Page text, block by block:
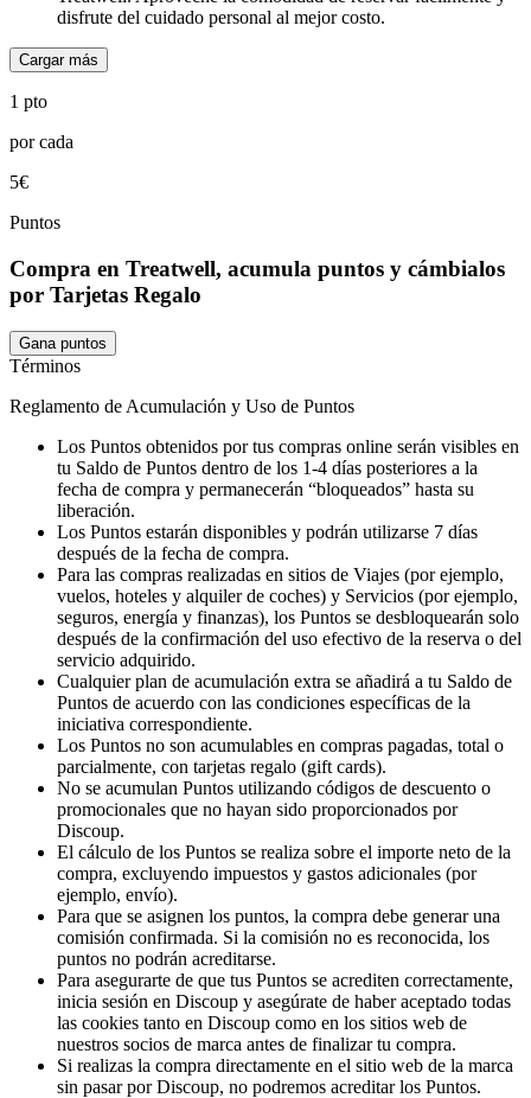
disfrute del cuidado personal al mejor costo.
Cargar más
1 pto
por cada
5€
Puntos
Compra en Treatwell, acumula puntos y cámbialos
por Tarjetas Regalo
Gana puntos
Términos
Reglamento de Acumulación y Uso de Puntos
Los Puntos obtenidos por tus compras online serán visibles en
tu Saldo de Puntos dentro de los 1-4 días posteriores a la
fecha de compra y permanecerán “bloqueados” hasta su
liberación.
Los Puntos estarán disponibles y podrán utilizarse 7 días
después de la fecha de compra.
Para las compras realizadas en sitios de Viajes (por ejemplo,
vuelos, hoteles y alquiler de coches) y Servicios (por ejemplo,
seguros, energía y finanzas), los Puntos se desbloquearán solo
después de la confirmación del uso efectivo de la reserva o del
servicio adquirido.
Cualquier plan de acumulación extra se añadirá a tu Saldo de
Puntos de acuerdo con las condiciones específicas de la
iniciativa correspondiente.
Los Puntos no son acumulables en compras pagadas, total o
parcialmente, con tarjetas regalo (gift cards).
No se acumulan Puntos utilizando códigos de descuento o
promocionales que no hayan sido proporcionados por
Discoup.
El cálculo de los Puntos se realiza sobre el importe neto de la
compra, excluyendo impuestos y gastos adicionales (por
ejemplo, envío).
Para que se asignen los puntos, la compra debe generar una
comisión confirmada. Si la comisión no es reconocida, los
puntos no podrán acreditarse.
Para asegurarte de que tus Puntos se acrediten correctamente,
inicia sesión en Discoup y asegúrate de haber aceptado todas
las cookies tanto en Discoup como en los sitios web de
nuestros socios de marca antes de finalizar tu compra.
Si realizas la compra directamente en el sitio web de la marca
sin pasar por Discoup, no podremos acreditar los Puntos.